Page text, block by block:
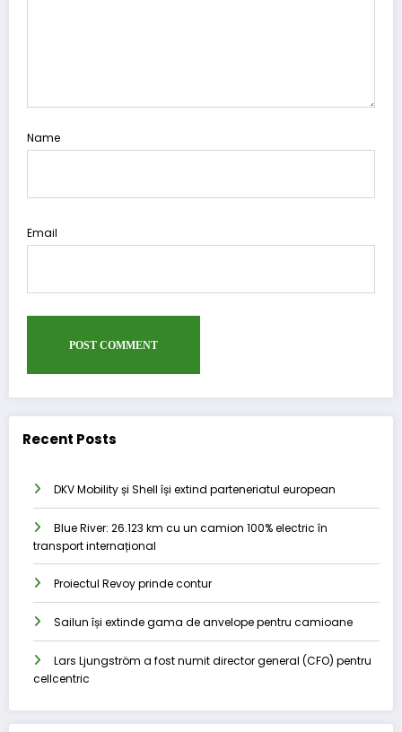
Name
Email
Recent Posts
DKV Mobility și Shell își extind parteneriatul european
Blue River: 26.123 km cu un camion 100% electric în
transport internațional
Proiectul Revoy prinde contur
Sailun își extinde gama de anvelope pentru camioane
Lars Ljungström a fost numit director general (CFO) pentru
cellcentric